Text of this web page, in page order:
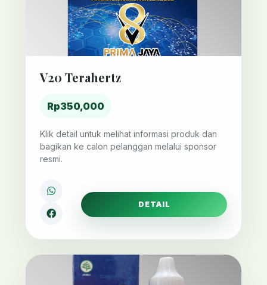
V20 Terahertz
Rp350,000
Klik detail untuk melihat informasi produk dan
bagikan ke calon pelanggan melalui sponsor
resmi.
DETAIL